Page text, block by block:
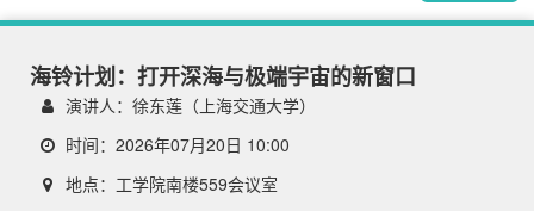
海铃计划：打开深海与极端宇宙的新窗口
演讲人：徐东莲（上海交通大学）
时间：2026年07月20日 10:00
地点：工学院南楼559会议室